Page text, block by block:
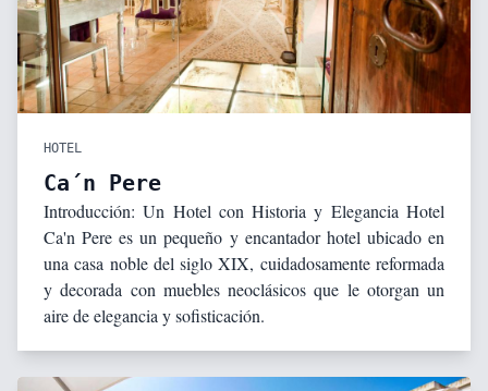
HOTEL
Ca´n Pere
Introducción: Un Hotel con Historia y Elegancia Hotel
Ca'n Pere es un pequeño y encantador hotel ubicado en
una casa noble del siglo XIX, cuidadosamente reformada
y decorada con muebles neoclásicos que le otorgan un
aire de elegancia y sofisticación.